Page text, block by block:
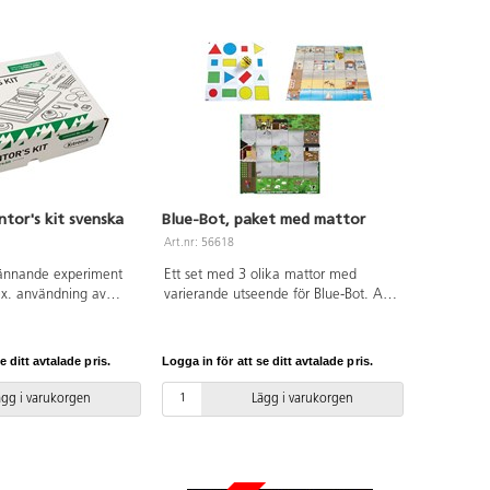
och passar till
med iOS 15 eller
med ett skraptåligt
med Sphero Edu-
alla mobila eller
Upptäck
skapade
spel och lär dig
, block-eller
kit svenska
experiment
användning av
inte någon
ditt avtalade pris.
i varukorgen
Blue-Bot, paket med mattor
Art.nr: 56618
Ett set med 3 olika mattor med
varierande utseende för Blue-Bot. Av
Logga in för att se ditt avtalade pris.
Lägg i varukorgen